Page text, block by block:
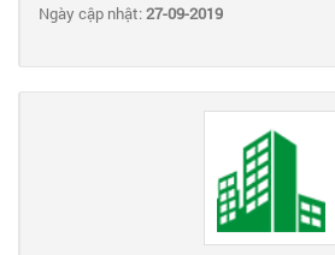
Ngày cập nhật:27-09-2019